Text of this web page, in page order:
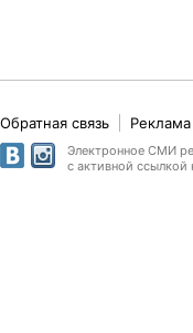
Обратная связь
Электронное СМИ
с активной ссылкой